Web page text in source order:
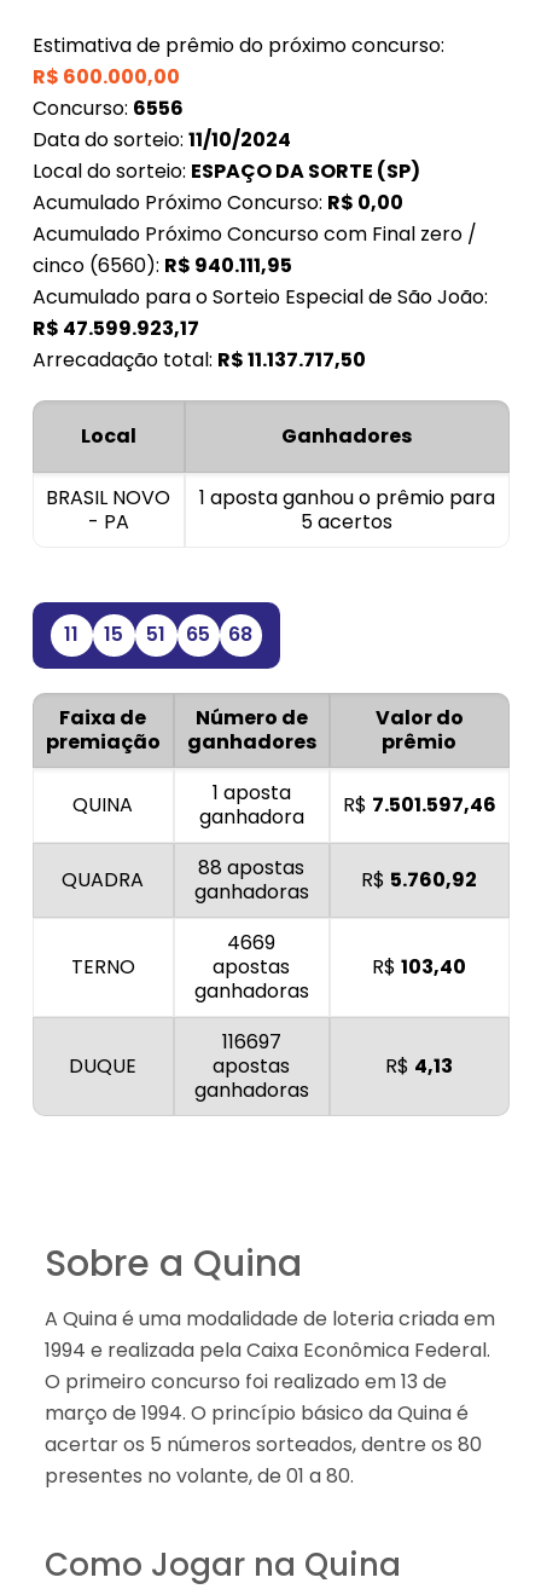
Estimativa de prêmio do próximo concurso:
R$ 600.000,00
Concurso: 6556
Data do sorteio: 11/10/2024
Local do sorteio: ESPAÇO DA SORTE (SP)
Acumulado Próximo Concurso: R$ 0,00
Acumulado Próximo Concurso com Final zero /
cinco (6560): R$ 940.111,95
Acumulado para o Sorteio Especial de São João:
R$ 47.599.923,17
Arrecadação total: R$11.137.717,50
Local Ganhadores
BRASIL NOVO
- PA
1 aposta ganhou o prêmio para
5 acertos
11 15 51 65 68
Faixa de
premiação
Número de
ganhadores
Valor do
prêmio
QUINA
1 aposta
ganhadora
R$ 7.501.597,46
QUADRA
88 apostas
ganhadoras
R$ 5.760,92
TERNO
4669
apostas
ganhadoras
R$ 103,40
DUQUE
116697
apostas
ganhadoras
R$ 4,13
Sobre a Quina
A Quina é uma modalidade de loteria criada em
1994 e realizada pela Caixa Econômica Federal.
O primeiro concurso foi realizado em 13 de
março de 1994. O princípio básico da Quina é
acertar os 5 números sorteados, dentre os 80
presentes no volante, de 01 a 80.
Como Jogar na Quina